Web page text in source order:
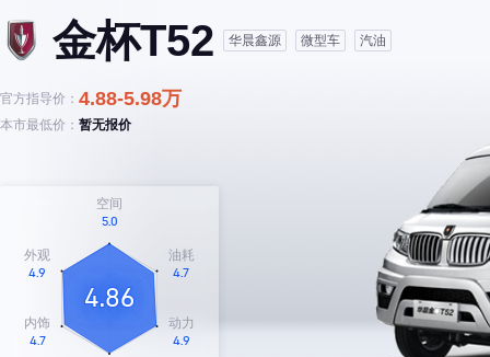
金杯T52 华晨鑫源 微型车 汽油
官方指导价： 4.88-5.98万
本市最低价： 暂无报价